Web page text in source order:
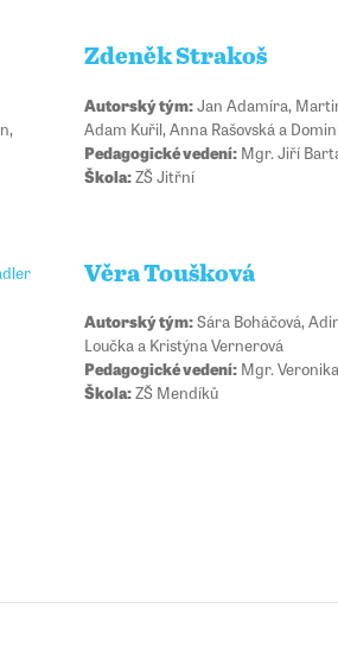
Zdeněk Strakoš
Autorský tým:Jan Adamíra,
Adam Kuřil, Anna Rašovská a
Pedagogické vedení:Mgr. Jiří
Škola:ZŠ Jitřní
Věra Toušková
Autorský tým:Sára Boháčová,
Loučka a Kristýna Vernerová
Pedagogické vedení:Mgr.
Škola:ZŠ Mendíků